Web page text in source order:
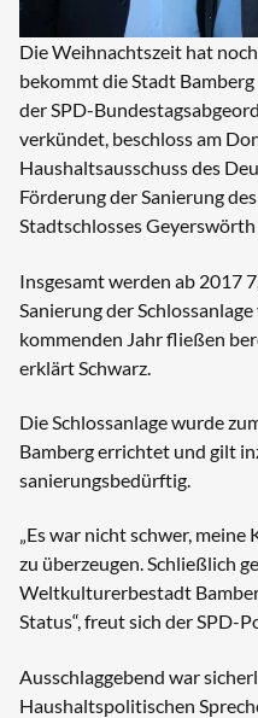
Die Weihnachtszeit hat
bekommt die Stadt
der SPD-
verkündet, beschloss am
Haushaltsausschuss des
Förderung der Sanierung
Stadtschlosses
Insgesamt werden ab 2017
Sanierung der
kommenden Jahr fließen
erklärt Schwarz.
Die Schlossanlage wurde
Bamberg errichtet und gilt
sanierungsbedürftig.
„Es war nicht schwer,
zu überzeugen. Schließlich
Weltkulturerbestadt
Status“, freut sich der SPD-
Ausschlaggebend war
Haushaltspolitischen